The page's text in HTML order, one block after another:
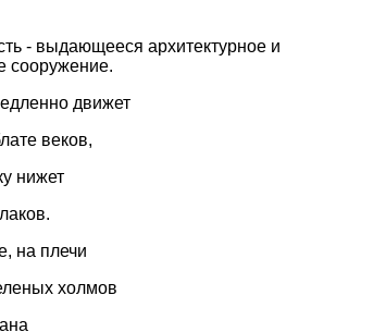
- выдающееся архитектурное и
сооружение.
движет
веков,
нижет
на плечи
холмов